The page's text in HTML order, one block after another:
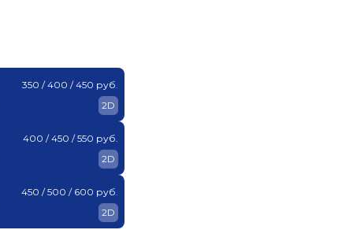
350 / 400 / 450 руб.
2D
400 / 450 / 550 руб.
2D
450 / 500 / 600 руб.
2D